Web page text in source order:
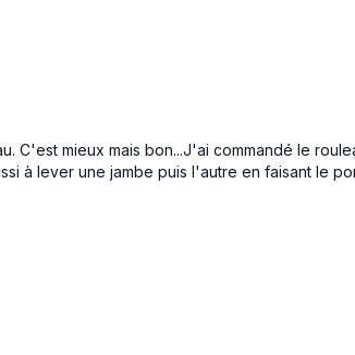
C'est mieux mais bon...J'ai commandé le
à lever une jambe puis l'autre en faisant le